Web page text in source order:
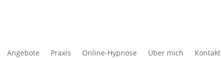
Angebote Praxis Online-Hypnose Über mich Kontakt